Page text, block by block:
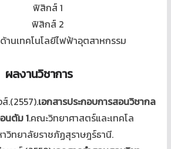
ฟิสิกส์ 1
ฟิสิกส์ 2
านเทคโนโลยีไฟฟ้าอุตสาหกรรม
ผลงานวิชาการ
.(2557).เอกสารประกอบการสอนวิชากล
นตัม 1.คณะวิทยาศาสตร์และเทคโล
วิทยาลัยราชภัฏสุราษฎร์ธานี.